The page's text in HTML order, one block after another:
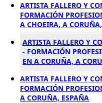
ARTISTA FALLERO Y
FORMACIÓN
A CHOEIRA, A
ARTISTA FALLERO Y
- FORMACIÓN
EN A CORUÑA, A
ARTISTA FALLERO Y
FORMACIÓN
A CORUÑA, ESPAÑA